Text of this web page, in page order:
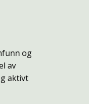
og
av
aktivt